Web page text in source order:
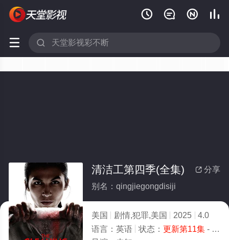
   
 
 分享
清洁工第四季(全集)
别名：qingjiegongdisiji
美国 剧情,犯罪,美国 2025
4.0
语言： 英语 状态： 更新第11集- 免费在线观看